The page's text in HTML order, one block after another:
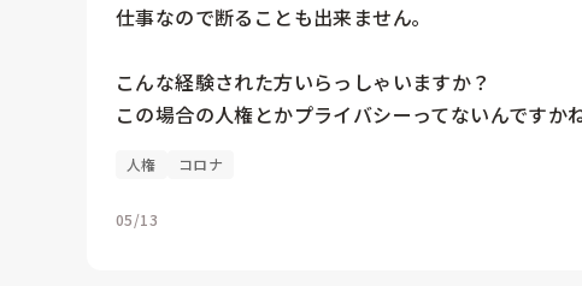
仕事なので断ることも出来ません｡
こんな経験された方いらっしゃいますか？
この場合の人権とかプライバシーってないんですか
人権 コロナ
05/13